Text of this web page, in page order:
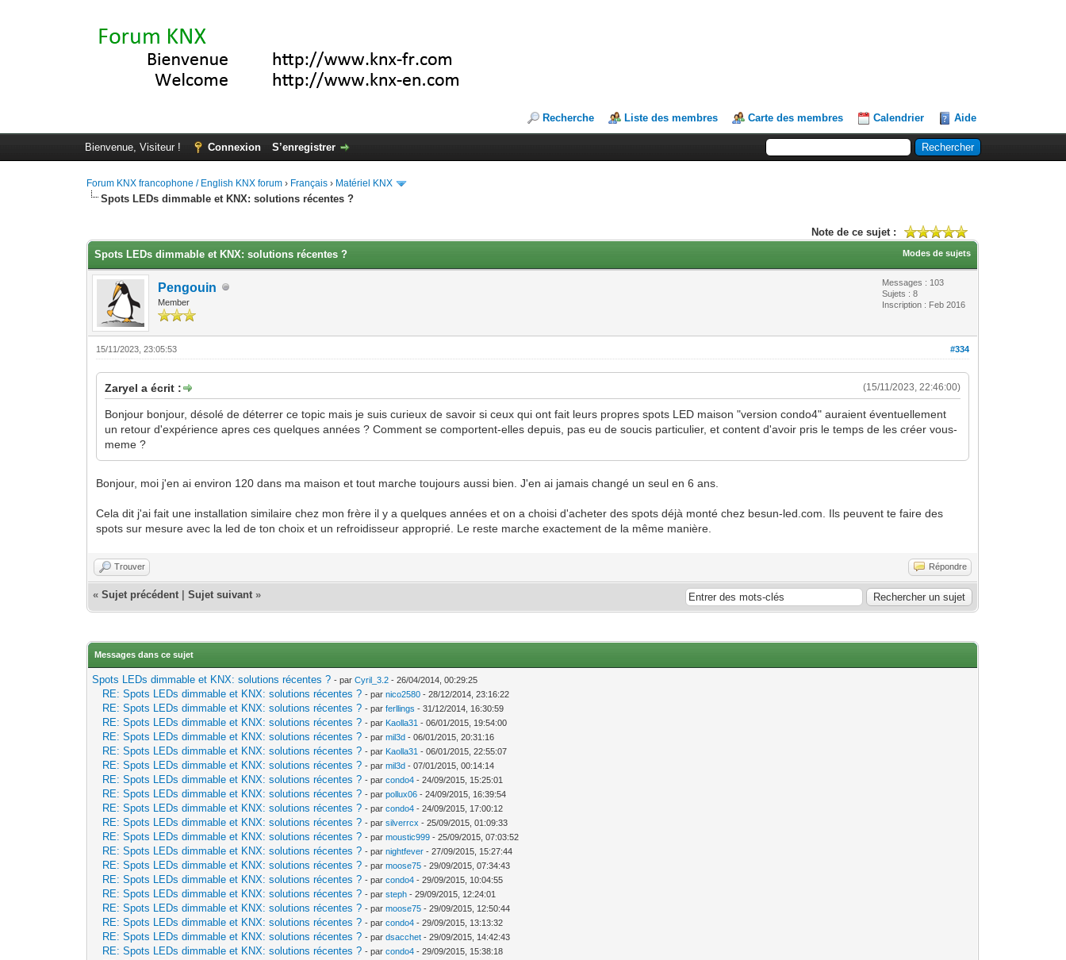
Recherche Liste des membres Carte des membres Calendrier Aide
Bienvenue, Visiteur ! Connexion S’enregistrer
Forum KNX francophone / English KNX forum › Français › Matériel KNX
Spots LEDs dimmable et KNX: solutions récentes ?
Note de ce sujet :
Modes de sujets
Spots LEDs dimmable et KNX: solutions récentes ?
Pengouin
Member
Messages : 103
Sujets : 8
Inscription : Feb 2016
#334
15/11/2023, 23:05:53
(15/11/2023, 22:46:00)
Zaryel a écrit :
Bonjour bonjour, désolé de déterrer ce topic mais je suis curieux de savoir si ceux qui ont fait leurs propres spots LED maison "version condo4" auraient éventuellement
un retour d'expérience apres ces quelques années ? Comment se comportent-elles depuis, pas eu de soucis particulier, et content d'avoir pris le temps de les créer vous-
meme ?
Bonjour, moi j'en ai environ 120 dans ma maison et tout marche toujours aussi bien. J'en ai jamais changé un seul en 6 ans.
Cela dit j'ai fait une installation similaire chez mon frère il y a quelques années et on a choisi d'acheter des spots déjà monté chez besun-led.com. Ils peuvent te faire des
spots sur mesure avec la led de ton choix et un refroidisseur approprié. Le reste marche exactement de la même manière.
Trouver Répondre
«Sujet précédent |Sujet suivant »
Messages dans ce sujet
Spots LEDs dimmable et KNX: solutions récentes ? - parCyril_3.2 - 26/04/2014, 00:29:25
RE: Spots LEDs dimmable et KNX: solutions récentes ? - parnico2580 - 28/12/2014, 23:16:22
RE: Spots LEDs dimmable et KNX: solutions récentes ? - parferllings - 31/12/2014, 16:30:59
RE: Spots LEDs dimmable et KNX: solutions récentes ? - par Kaolla31 - 06/01/2015, 19:54:00
RE: Spots LEDs dimmable et KNX: solutions récentes ? - parmil3d - 06/01/2015, 20:31:16
RE: Spots LEDs dimmable et KNX: solutions récentes ? - par Kaolla31 - 06/01/2015, 22:55:07
RE: Spots LEDs dimmable et KNX: solutions récentes ? - parmil3d - 07/01/2015, 00:14:14
RE: Spots LEDs dimmable et KNX: solutions récentes ? - parcondo4 - 24/09/2015, 15:25:01
RE: Spots LEDs dimmable et KNX: solutions récentes ? - parpollux06 - 24/09/2015, 16:39:54
RE: Spots LEDs dimmable et KNX: solutions récentes ? - parcondo4 - 24/09/2015, 17:00:12
RE: Spots LEDs dimmable et KNX: solutions récentes ? - parsilverrcx - 25/09/2015, 01:09:33
RE: Spots LEDs dimmable et KNX: solutions récentes ? - parmoustic999 - 25/09/2015, 07:03:52
RE: Spots LEDs dimmable et KNX: solutions récentes ? - parnightfever - 27/09/2015, 15:27:44
RE: Spots LEDs dimmable et KNX: solutions récentes ? - parmoose75 - 29/09/2015, 07:34:43
RE: Spots LEDs dimmable et KNX: solutions récentes ? - parcondo4 - 29/09/2015, 10:04:55
RE: Spots LEDs dimmable et KNX: solutions récentes ? - parsteph - 29/09/2015, 12:24:01
RE: Spots LEDs dimmable et KNX: solutions récentes ? - parmoose75 - 29/09/2015, 12:50:44
RE: Spots LEDs dimmable et KNX: solutions récentes ? - parcondo4 - 29/09/2015, 13:13:32
RE: Spots LEDs dimmable et KNX: solutions récentes ? - pardsacchet - 29/09/2015, 14:42:43
RE: Spots LEDs dimmable et KNX: solutions récentes ? - parcondo4 - 29/09/2015, 15:38:18